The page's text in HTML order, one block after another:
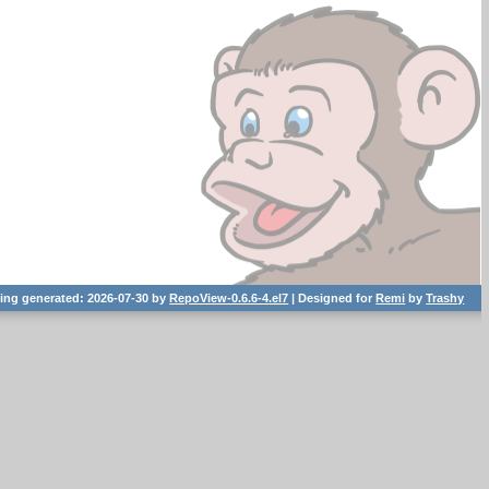
generated: 2026-07-30 by RepoView-0.6.6-4.el7 | Designed forRemi byTrashy